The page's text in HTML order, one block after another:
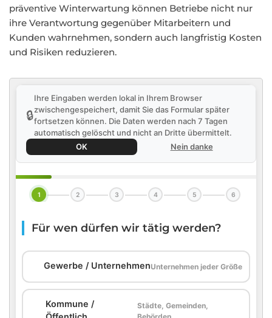
präventive Winterwartung können Betriebe nicht nur
ihre Verantwortung gegenüber Mitarbeitern und
Kunden wahrnehmen, sondern auch langfristig Kosten
und Risiken reduzieren.
🔒
Ihre Eingaben werden lokal in Ihrem Browser
zwischengespeichert, damit Sie das Formular später
fortsetzen können. Die Daten werden nach 7 Tagen
automatisch gelöscht und nicht an Dritte übermittelt.
OK
Nein danke
1 2 3 4 5 6
Für wen dürfen wir tätig werden?
Gewerbe / UnternehmenUnternehmen jeder Größe
Kommune /
Städte, Gemeinden,